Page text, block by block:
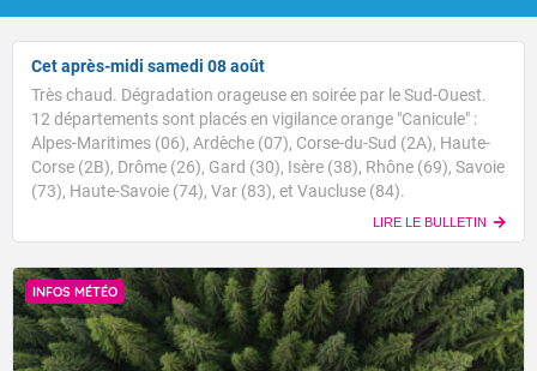
Cet après-midi samedi 08 août
Très chaud. Dégradation orageuse en soirée par le Sud-Ouest.
12 départements sont placés en vigilance orange "Canicule" :
Alpes-Maritimes (06), Ardèche (07), Corse-du-Sud (2A), Haute-
Corse (2B), Drôme (26), Gard (30), Isère (38), Rhône (69), Savoie
(73), Haute-Savoie (74), Var (83), et Vaucluse (84).
LIRE LE BULLETIN
INFOS MÉTÉO